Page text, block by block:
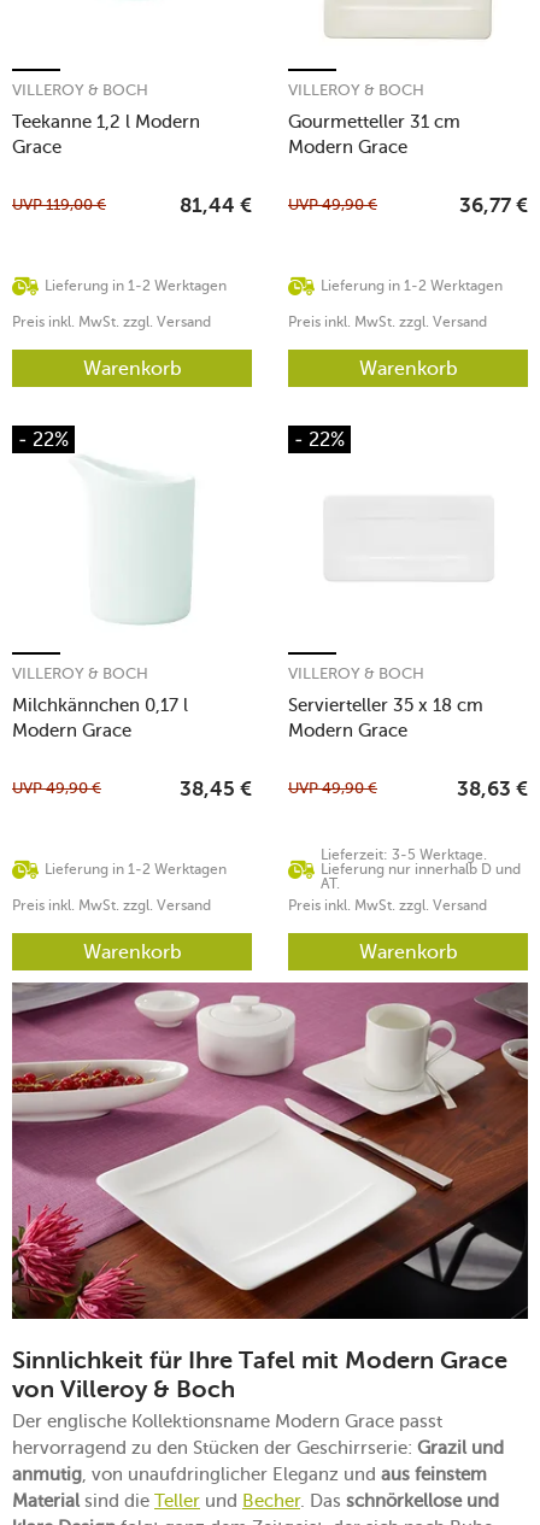
Teekanne 1,2 l Modern
Grace
VILLEROY & BOCH
Lieferung in 1-2 Werktagen
UVP119,00 € 81,44 €
Preis inkl. MwSt. zzgl. Versand
Warenkorb
Gourmetteller 31 cm
Modern Grace
VILLEROY & BOCH
Lieferung in 1-2 Werktagen
UVP49,90 € 36,77 €
Preis inkl. MwSt. zzgl. Versand
Warenkorb
- 22%
Milchkännchen 0,17 l
Modern Grace
VILLEROY & BOCH
Lieferung in 1-2 Werktagen
UVP49,90 € 38,45 €
Preis inkl. MwSt. zzgl. Versand
Warenkorb
- 22%
Servierteller 35 x 18 cm
Modern Grace
VILLEROY & BOCH
Lieferzeit: 3-5 Werktage.
Lieferung nur innerhalb D und
AT.
UVP49,90 € 38,63 €
Preis inkl. MwSt. zzgl. Versand
Warenkorb
Sinnlichkeit für Ihre Tafel mit Modern Grace
von Villeroy & Boch
Der englische Kollektionsname Modern Grace passt
hervorragend zu den Stücken der Geschirrserie: Grazil und
anmutig , von unaufdringlicher Eleganz und aus feinstem
Material sind die Teller und Becher. Das schnörkellose und